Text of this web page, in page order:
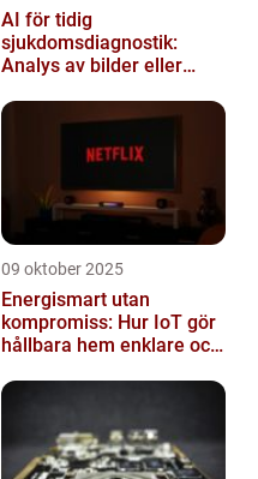
AI för tidig
sjukdomsdiagnostik:
Analys av bilder eller
09 oktober 2025
Energismart utan
kompromiss: Hur IoT gör
hållbara hem enklare och